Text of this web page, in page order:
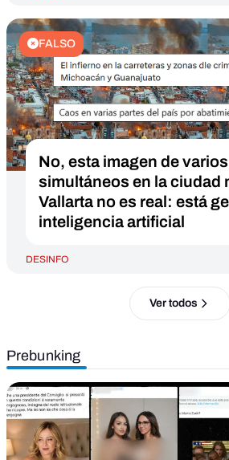
FALSO
No, esta imagen de
simultáneos en la ciudad
Vallarta no es real: está
inteligencia artificial
DESINFO
Ver todos
Prebunking